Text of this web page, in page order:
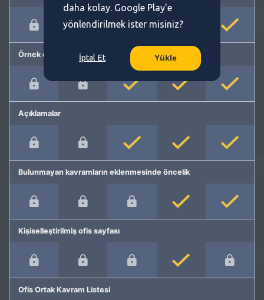
Örnek cümleler
Açıklamalar
Bulunmayan kavramların eklenmesinde öncelik
Kişiselleştirilmiş ofis sayfası
Ofis Ortak Kavram Listesi
daha kolay. Google Play'e
yönlendirilmek ister misiniz?
İptal Et Yükle